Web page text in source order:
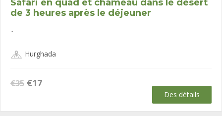
de 3 heures après le déjeuner
..
Hurghada
€35 Le
était :
€17Le
est :
Des détails